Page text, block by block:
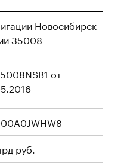
Новосибирск
35008
от
руб.